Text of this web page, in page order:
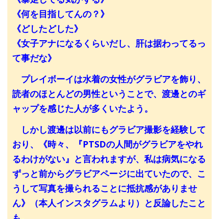
《何を目指してんの？》
《どしたどした》
《女子アナになるくらいだし、肝は据わってるっ
て事だな》
プレイボーイは水着の女性がグラビアを飾り、
読者のほとんどの男性ということで、渡邊とのギ
ャップを感じた人が多くいたよう。
しかし渡邊は以前にもグラビア撮影を経験して
おり、《時々、『PTSDの人間がグラビアをやれ
るわけがない』と言われますが、私は病気になる
ずっと前からグラビアページに出ていたので、こ
うして写真を撮られることに抵抗感がありませ
ん》（本人インスタグラムより）と反論したこと